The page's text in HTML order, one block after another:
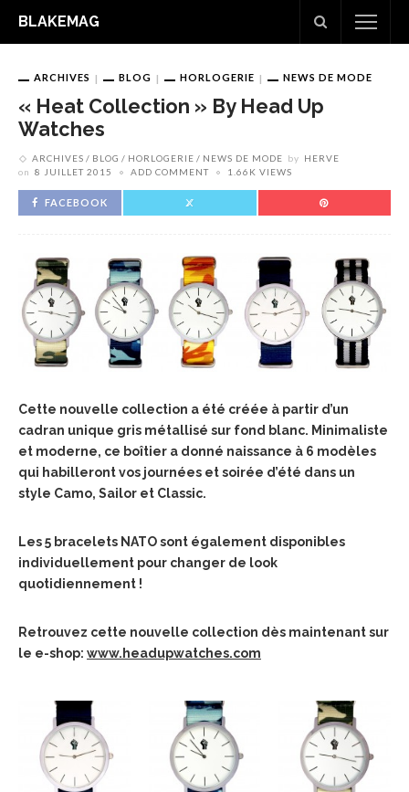
BLAKEMAG
ARCHIVES BLOG HORLOGERIE NEWS DE MODE
« Heat Collection » By Head Up
Watches
ARCHIVES BLOG HORLOGERIE NEWS DE MODE by HERVE
on 8 JUILLET 2015 ADD COMMENT 1.66K VIEWS
FACEBOOK
Cette nouvelle collection a été créée à partir d’un
cadran unique gris métallisé sur fond blanc. Minimaliste
et moderne, ce boîtier a donné naissance à 6 modèles
qui habilleront vos journées et soirée d’été dans un
style Camo, Sailor et Classic.
Les 5 bracelets NATO sont également disponibles
individuellement pour changer de look
quotidiennement !
Retrouvez cette nouvelle collection dès maintenant sur
le e-shop: www.headupwatches.com